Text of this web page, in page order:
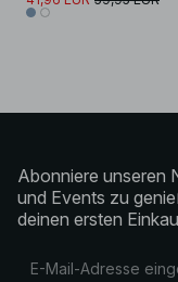
Abonniere unseren
und Events zu
deinen ersten